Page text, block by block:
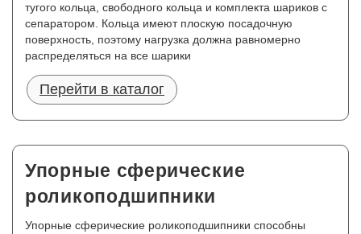
тугого кольца, свободного кольца и комплекта шариков с
сепаратором. Кольца имеют плоскую посадочную
поверхность, поэтому нагрузка должна равномерно
распределяться на все шарики
Перейти в каталог
Упорные сферические
роликоподшипники
Упорные сферические роликоподшипники способны